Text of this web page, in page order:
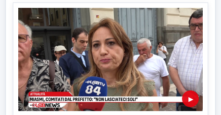
▶